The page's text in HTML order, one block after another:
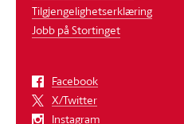
Tilgjengelighetserklæring
Jobb på Stortinget
Facebook
X/Twitter
Instagram